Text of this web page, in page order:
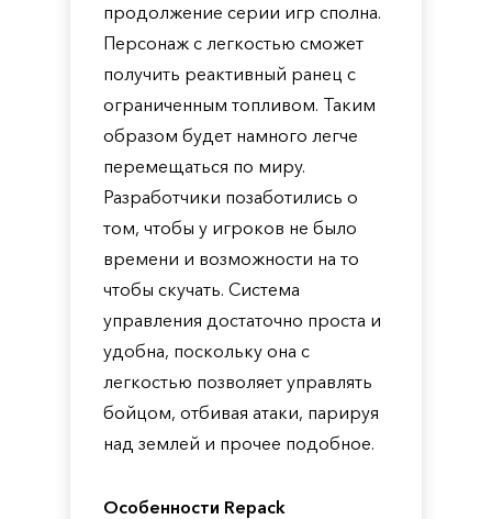
продолжение серии игр сполна.
Персонаж с легкостью сможет
получить реактивный ранец с
ограниченным топливом. Таким
образом будет намного легче
перемещаться по миру.
Разработчики позаботились о
том, чтобы у игроков не было
времени и возможности на то
чтобы скучать. Система
управления достаточно проста и
удобна, поскольку она с
легкостью позволяет управлять
бойцом, отбивая атаки, парируя
над землей и прочее подобное.
Особенности Repack